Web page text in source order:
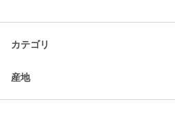
カテゴリ
産地